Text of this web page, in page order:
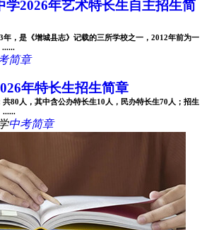
学2026年艺术特长生自主招生简
年，是《增城县志》记载的三所学校之一，2012年前为一
......
简章
年特长生招生简章
80人，其中含公办特长生10人，民办特长生70人；招生
......
中考简章